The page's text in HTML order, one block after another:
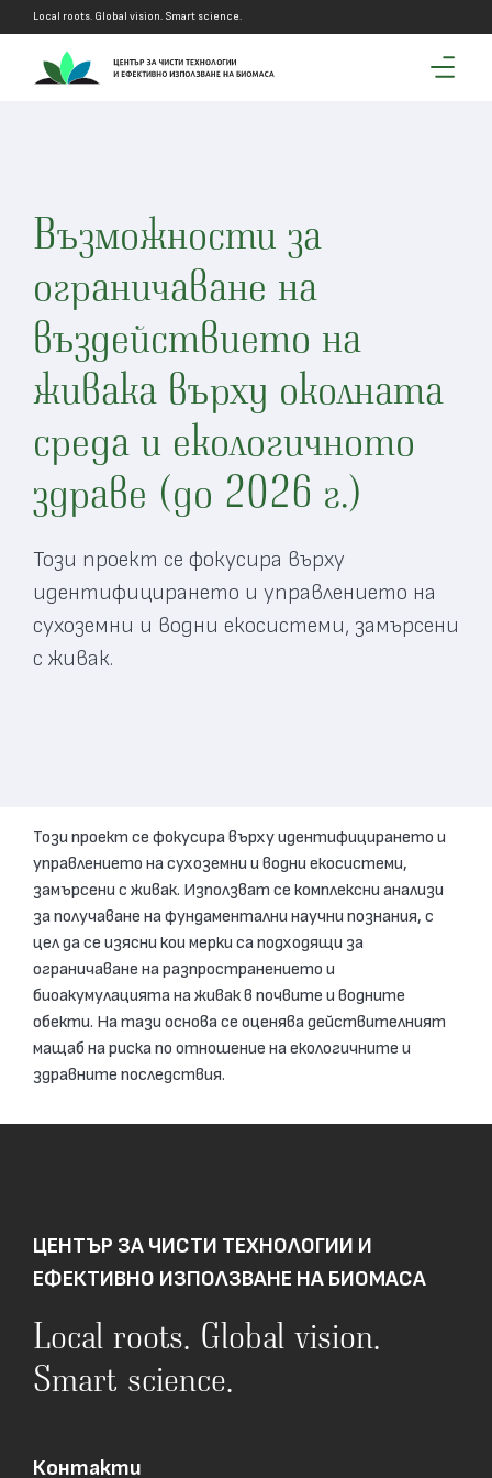
Local roots. Global vision. Smart science.
Възможности за
ограничаване на
въздействието на
живака върху околната
среда и екологичното
здраве (до 2026 г.)
Този проект се фокусира върху
идентифицирането и управлението на
сухоземни и водни екосистеми, замърсени
с живак.
Този проект се фокусира върху идентифицирането и
управлението на сухоземни и водни екосистеми,
замърсени с живак. Използват се комплексни анализи
за получаване на фундаментални научни познания, с
цел да се изясни кои мерки са подходящи за
ограничаване на разпространението и
биоакумулацията на живак в почвите и водните
обекти. На тази основа се оценява действителният
мащаб на риска по отношение на екологичните и
здравните последствия.
ЦЕНТЪР ЗА ЧИСТИ ТЕХНОЛОГИИ И
ЕФЕКТИВНО ИЗПОЛЗВАНЕ НА БИОМАСА
Local roots. Global vision.
Smart science.
Контакти